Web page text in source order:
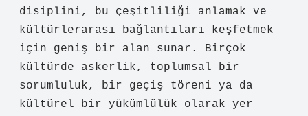
disiplini, bu çeşitliliği anlamak ve
kültürlerarası bağlantıları keşfetmek
için geniş bir alan sunar. Birçok
kültürde askerlik, toplumsal bir
sorumluluk, bir geçiş töreni ya da
kültürel bir yükümlülük olarak yer